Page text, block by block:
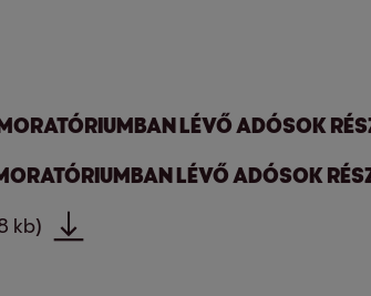
LÉVŐ ADÓSOK
LÉVŐ ADÓSOK
kb)